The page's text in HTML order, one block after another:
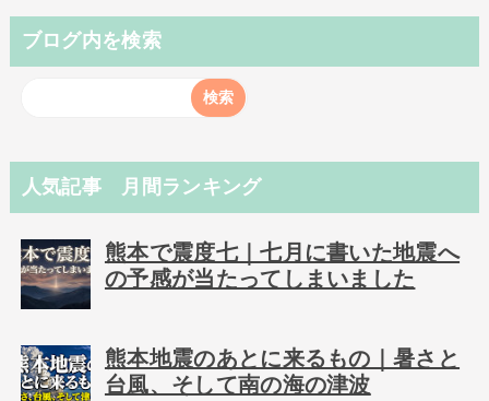
ブログ内を検索
人気記事 月間ランキング
熊本で震度七｜七月に書いた地震へ
の予感が当たってしまいました
熊本地震のあとに来るもの｜暑さと
台風、そして南の海の津波